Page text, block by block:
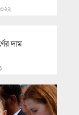
দাম